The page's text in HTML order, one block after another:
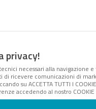
privacy!
necessari alla navigazione
di ricevere comunicazioni di
su ACCETTA TUTTI I
accedendo al nostro